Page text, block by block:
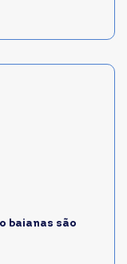
baianas são